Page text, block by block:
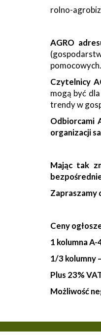
rolno-
AGRO
pomocowych.
Czytelnicy
mogą być
trendy w
Odbiorcami
organizacji
Mając tak
Zapraszamy
Ceny
1 kolumna A-
1/3 kolumny
Plus 23%
Możliwość